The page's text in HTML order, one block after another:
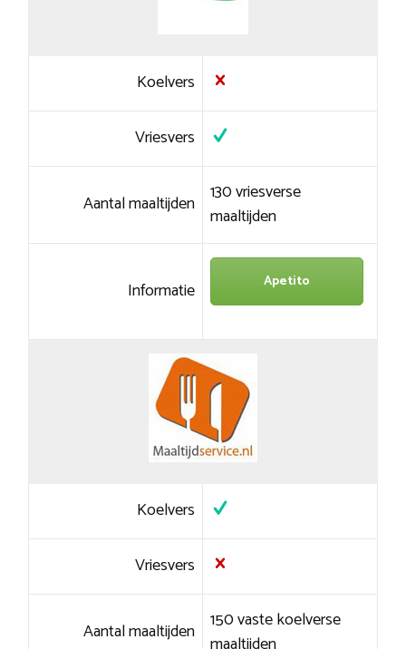
Koelvers
Vriesvers
Aantal maaltijden 130 vriesverse
maaltijden
Informatie Apetito
Koelvers
Vriesvers
Aantal maaltijden 150 vaste koelverse